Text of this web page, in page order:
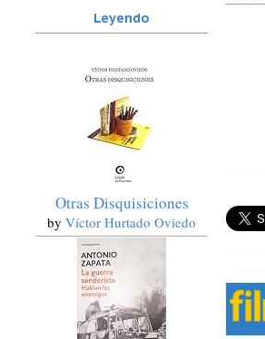
Leyendo
Otras Disquisiciones
by Víctor Hurtado Oviedo